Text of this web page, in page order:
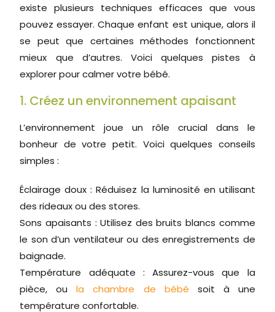
existe plusieurs techniques efficaces que vous
pouvez essayer. Chaque enfant est unique, alors il
se peut que certaines méthodes fonctionnent
mieux que d’autres. Voici quelques pistes à
explorer pour calmer votre bébé.
1. Créez un environnement apaisant
L’environnement joue un rôle crucial dans le
bonheur de votre petit. Voici quelques conseils
simples :
Éclairage doux : Réduisez la luminosité en utilisant
des rideaux ou des stores.
Sons apaisants : Utilisez des bruits blancs comme
le son d’un ventilateur ou des enregistrements de
baignade.
Température adéquate : Assurez-vous que la
pièce, oula chambre de bébé soit à une
température confortable.